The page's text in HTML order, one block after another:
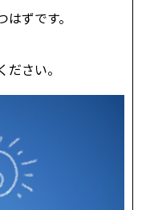
ずです。
さい。